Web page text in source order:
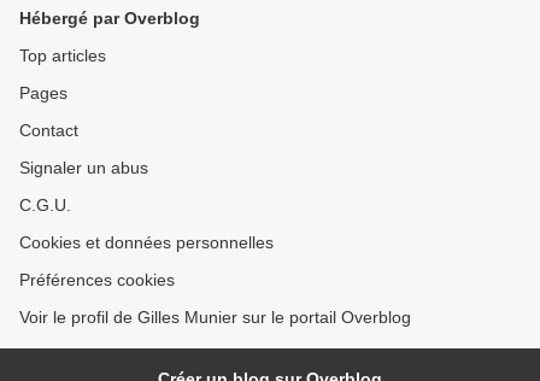
Hébergé par Overblog
Top articles
Pages
Contact
Signaler un abus
C.G.U.
Cookies et données personnelles
Préférences cookies
Voir le profil de Gilles Munier sur le portail Overblog